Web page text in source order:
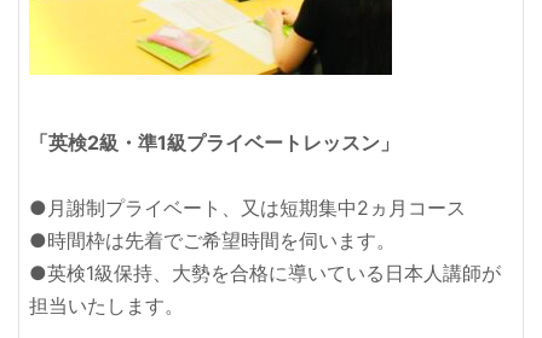
「英検2級・準1級プライベートレッスン」
●月謝制プライベート、又は短期集中2ヵ月コース
●時間枠は先着でご希望時間を伺います。
●英検1級保持、大勢を合格に導いている日本人講師が
担当いたします。